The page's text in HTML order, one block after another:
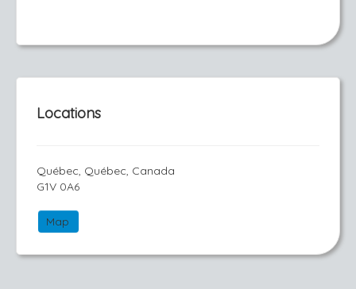
Locations
Québec, Québec, Canada
G1V 0A6
Map